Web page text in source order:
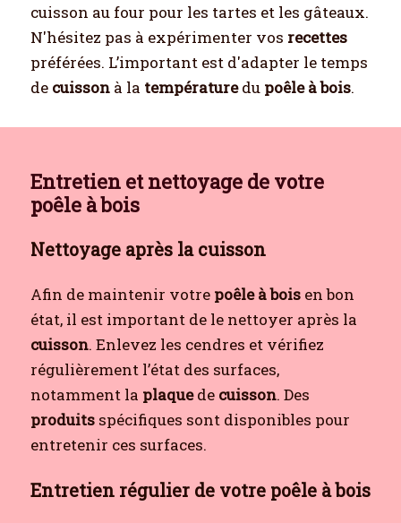
cuisson au four pour les tartes et les gâteaux.
N'hésitez pas à expérimenter vos recettes
préférées. L’important est d'adapter le temps
de cuisson à la températuredu poêle à bois.
Entretien et nettoyage de votre
poêle à bois
Nettoyage après la cuisson
Afin de maintenir votre poêle à bois en bon
état, il est important de le nettoyer après la
cuisson. Enlevez les cendres et vérifiez
régulièrement l’état des surfaces,
notamment la plaquede cuisson. Des
produits spécifiques sont disponibles pour
entretenir ces surfaces.
Entretien régulier de votre poêle à bois